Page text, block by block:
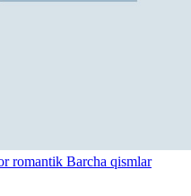
romantik Barcha qismlar